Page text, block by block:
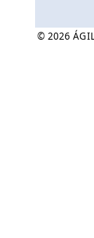
© 2026